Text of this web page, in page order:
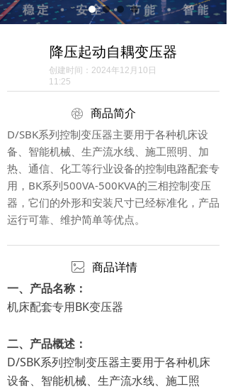
降压起动自耦变压器
商品简介
创建时间： 2024年12月10日
11:25
D/SBK系列控制变压器主要用于各种机床设
备、智能机械、生产流水线、施工照明、加
热、通信、化工等行业设备的控制电路配套专
用，BK系列500VA-500KVA的三相控制变压
器，它们的外形和安装尺寸已经标准化，产品
运行可靠、维护简单等优点。
商品详情
一、产品名称：
机床配套专用BK变压器
二、产品概述：
D/SBK系列控制变压器主要用于各种机床
设备、智能机械、生产流水线、施工照
ꁵ
ꂈ